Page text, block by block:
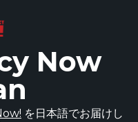
Now
を日本語でお届けし